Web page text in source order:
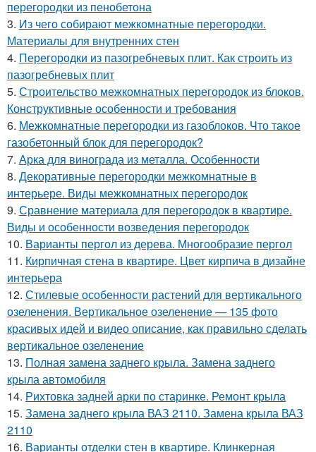
перегородки из пенобетона
3. Из чего собирают межкомнатные перегородки.
Материалы для внутренних стен
4. Перегородки из пазогребневых плит. Как строить из
пазогребневых плит
5. Строительство межкомнатных перегородок из блоков.
Конструктивные особенности и требования
6. Межкомнатные перегородки из газоблоков. Что такое
газобетонный блок для перегородок?
7. Арка для винограда из металла. Особенности
8. Декоративные перегородки межкомнатные в
интерьере. Виды межкомнатных перегородок
9. Сравнение материала для перегородок в квартире.
Виды и особенности возведения перегородок
10. Варианты пергол из дерева. Многообразие пергол
11. Кирпичная стена в квартире. Цвет кирпича в дизайне
интерьера
12. Стилевые особенности растений для вертикального
озеленения. Вертикальное озеленение — 135 фото
красивых идей и видео описание, как правильно сделать
вертикальное озеленение
13. Полная замена заднего крыла. Замена заднего
крыла автомобиля
14. Рихтовка задней арки по старинке. Ремонт крыла
15. Замена заднего крыла ВАЗ 2110. Замена крыла ВАЗ
2110
16. Варианты отделки стен в квартире. Клинкерная